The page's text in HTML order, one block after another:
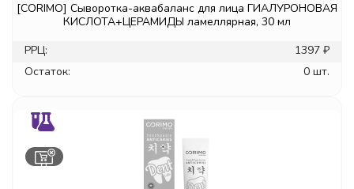
[CORIMO] Сыворотка-аквабаланс для лица ГИАЛУРОНОВАЯ
КИСЛОТА+ЦЕРАМИДЫ ламеллярная, 30 мл
РРЦ:
1397 ₽
Остаток:
0 шт.